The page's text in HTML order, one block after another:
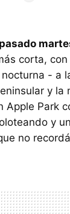
corta,
- a
y la
Apple Park
y un
no